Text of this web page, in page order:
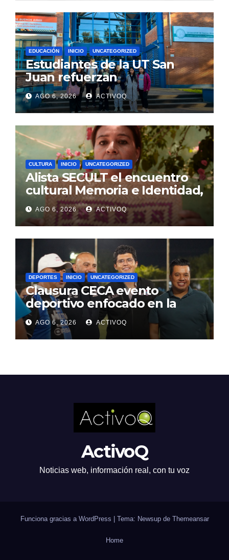
EDUCACIÓN INICIO UNCATEGORIZED
Estudiantes de la UT San
Juan refuerzan
conocimientos de turismo
rural, en Argentina
AGO 6, 2026 ACTIVOQ
CULTURA INICIO UNCATEGORIZED
Alista SECULT el encuentro
cultural Memoria e Identidad,
en Jalpan de Serra
AGO 6, 2026 ACTIVOQ
DEPORTES INICIO UNCATEGORIZED
Clausura CECA evento
deportivo enfocado en la
prevención y tratamiento de
adicciones
AGO 6, 2026 ACTIVOQ
ActivoQ
Noticias web, información real, con tu voz
Funciona gracias a WordPress Tema: Newsup de Themeansar
Home